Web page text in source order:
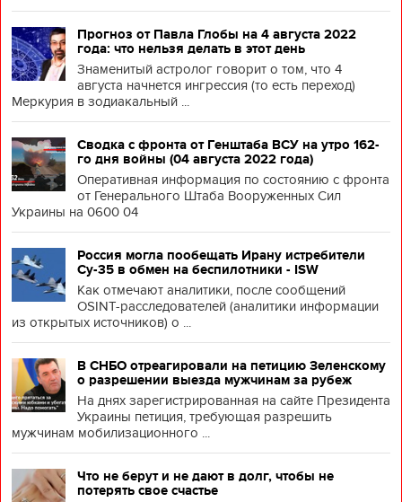
Прогноз от Павла Глобы на 4 августа 2022
года: что нельзя делать в этот день
Знаменитый астролог говорит о том, что 4
августа начнется ингрессия (то есть переход)
Меркурия в зодиакальный ...
Сводка с фронта от Генштаба ВСУ на утро 162-
го дня войны (04 августа 2022 года)
Оперативная информация по состоянию с фронта
от Генерального Штаба Вооруженных Сил
Украины на 0600 04
Россия могла пообещать Ирану истребители
Су-35 в обмен на беспилотники - ISW
Как отмечают аналитики, после сообщений
OSINT-расследователей (аналитики информации
из открытых источников) о ...
В СНБО отреагировали на петицию Зеленскому
о разрешении выезда мужчинам за рубеж
На днях зарегистрированная на сайте Президента
Украины петиция, требующая разрешить
мужчинам мобилизационного ...
Что не берут и не дают в долг, чтобы не
потерять свое счастье